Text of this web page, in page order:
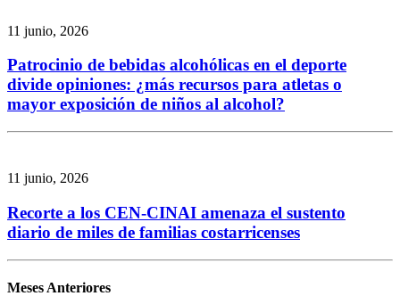
11 junio, 2026
Patrocinio de bebidas alcohólicas en el deporte
divide opiniones: ¿más recursos para atletas o
mayor exposición de niños al alcohol?
11 junio, 2026
Recorte a los CEN-CINAI amenaza el sustento
diario de miles de familias costarricenses
Meses Anteriores